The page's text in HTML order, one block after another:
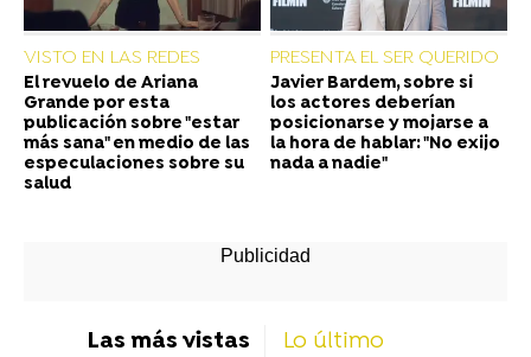
VISTO EN LAS REDES
El revuelo de Ariana
Grande por esta
publicación sobre "estar
más sana" en medio de las
especulaciones sobre su
salud
PRESENTA EL SER QUERIDO
Javier Bardem, sobre si
los actores deberían
posicionarse y mojarse a
la hora de hablar: "No exijo
nada a nadie"
Las más vistas Lo último